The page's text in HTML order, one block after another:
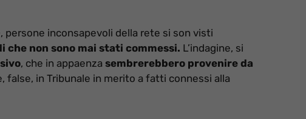
, persone inconsapevoli della rete si son visti
che non sono mai stati commessi. L’indagine, si
, che in appaenza sembrerebbero provenire da
false, in Tribunale in merito a fatti connessi alla